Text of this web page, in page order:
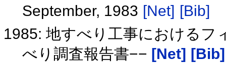
September, 1983 [Net] [Bib]
1985: 地すべり工事におけるフ
べり調査報告書−− [Net] [Bib]